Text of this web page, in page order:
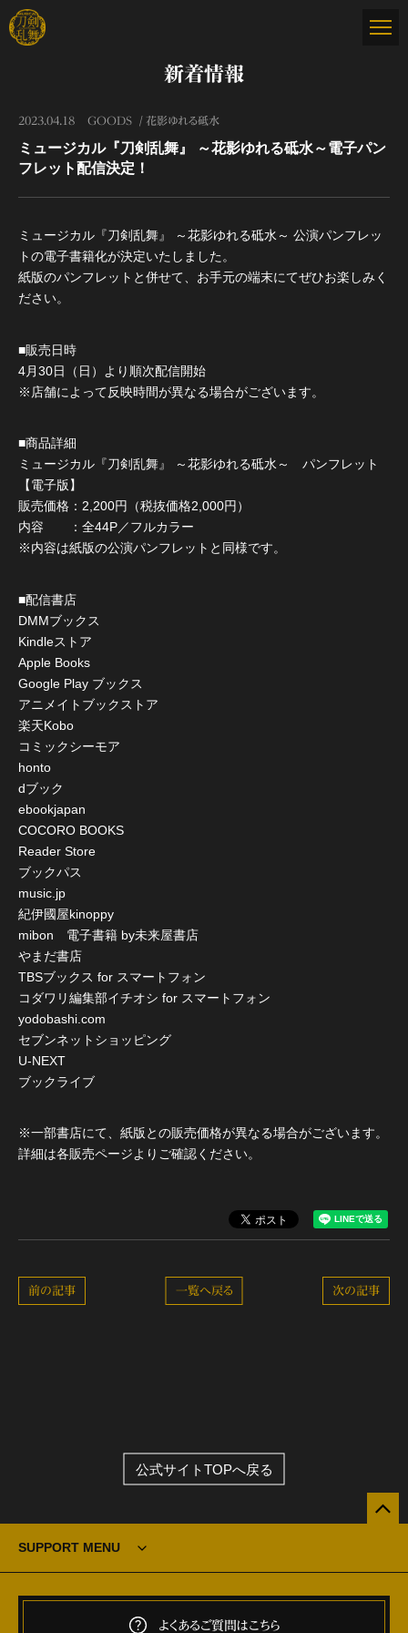
新着情報
2023.04.18 GOODS 花影ゆれる砥水
ミュージカル『刀剣乱舞』 ～花影ゆれる砥水～電子パン
フレット配信決定！
ミュージカル『刀剣乱舞』 ～花影ゆれる砥水～ 公演パンフレッ
トの電子書籍化が決定いたしました。
紙版のパンフレットと併せて、お手元の端末にてぜひお楽しみく
ださい。
■販売日時
4月30日（日）より順次配信開始
※店舗によって反映時間が異なる場合がございます。
■商品詳細
ミュージカル『刀剣乱舞』 ～花影ゆれる砥水～ パンフレット
【電子版】
販売価格：2,200円（税抜価格2,000円）
内容 ：全44P／フルカラー
※内容は紙版の公演パンフレットと同様です。
■配信書店
DMMブックス
Kindleストア
Apple Books
Google Play ブックス
アニメイトブックストア
楽天Kobo
コミックシーモア
honto
dブック
ebookjapan
COCORO BOOKS
Reader Store
ブックパス
music.jp
紀伊國屋kinoppy
mibon 電子書籍 by未来屋書店
やまだ書店
TBSブックス for スマートフォン
コダワリ編集部イチオシ for スマートフォン
yodobashi.com
セブンネットショッピング
U-NEXT
ブックライブ
※一部書店にて、紙版との販売価格が異なる場合がございます。
詳細は各販売ページよりご確認ください。
次の記事
一覧へ戻る
前の記事
公式サイトTOPへ戻る
SUPPORT MENU
よくあるご質問はこちら